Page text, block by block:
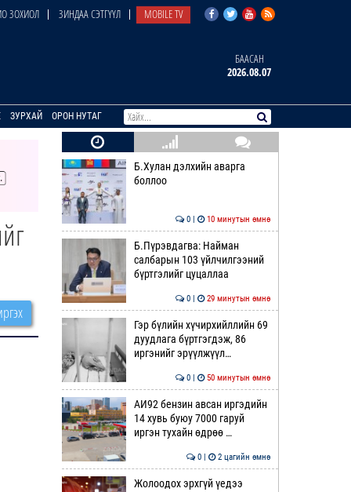
ЗОХИОЛ ЗИНДАА СЭТГҮҮЛ MOBILE TV
БААСАН
2026.08.07
ЗУРХАЙ ОРОН НУТАГ
Б.Хулан дэлхийн аварга
боллоо
0 | 10 минутын өмнө
Б.Пүрэвдагва: Найман
салбарын 103 үйлчилгээний
бүртгэлийг цуцаллаа
0 | 29 минутын өмнө
Гэр бүлийн хүчирхийллийн 69
дуудлага бүртгэгдэж, 86
иргэнийг эрүүлжүүл…
0 | 50 минутын өмнө
АИ92 бензин авсан иргэдийн
14 хувь буюу 7000 гаруй
иргэн тухайн өдрөө …
0 | 2 цагийн өмнө
Жолоодох эрхгүй үедээ